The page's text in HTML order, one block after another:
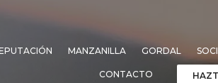
MANZANILLA GORDAL
CONTACTO